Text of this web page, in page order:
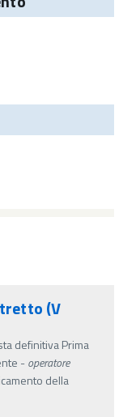
(V
definitiva Prima
-operatore
della